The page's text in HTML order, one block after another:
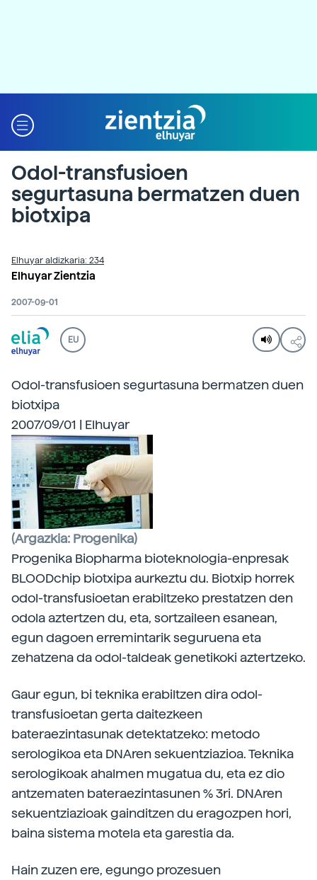
Odol-transfusioen
segurtasuna bermatzen duen
biotxipa
Elhuyar aldizkaria: 234
Elhuyar Zientzia
2007-09-01
EU
Odol-transfusioen segurtasuna bermatzen duen
biotxipa
2007/09/01 | Elhuyar
(Argazkia: Progenika)
Progenika Biopharma bioteknologia-enpresak
BLOODchip biotxipa aurkeztu du. Biotxip horrek
odol-transfusioetan erabiltzeko prestatzen den
odola aztertzen du, eta, sortzaileen esanean,
egun dagoen erremintarik seguruena eta
zehatzena da odol-taldeak genetikoki aztertzeko.
Gaur egun, bi teknika erabiltzen dira odol-
transfusioetan gerta daitezkeen
bateraezintasunak detektatzeko: metodo
serologikoa eta DNAren sekuentziazioa. Teknika
serologikoak ahalmen mugatua du, eta ez dio
antzematen bateraezintasunen % 3ri. DNAren
sekuentziazioak gainditzen du eragozpen hori,
baina sistema motela eta garestia da.
Hain zuzen ere, egungo prozesuen